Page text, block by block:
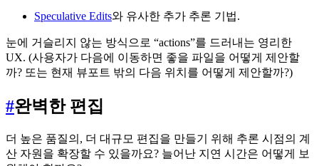
Speculative Edits와 유사한 추가 추론 기법.
눈에 거슬리지 않는 방식으로 “actions”를 드러내는 영리한
UX. (사용자가 다음에 이동하면 좋을 파일을 어떻게 제안할
까? 또는 현재 뷰포트 밖의 다음 위치를 어떻게 제안할까?)
#완벽한 편집
더 높은 품질의, 더 대규모 편집을 만들기 위해 추론 시점의 계
산 자원을 확장할 수 있을까요? 늘어난 지연 시간은 어떻게 보